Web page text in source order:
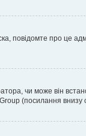
повідомте про це
чи може він
(посилання внизу